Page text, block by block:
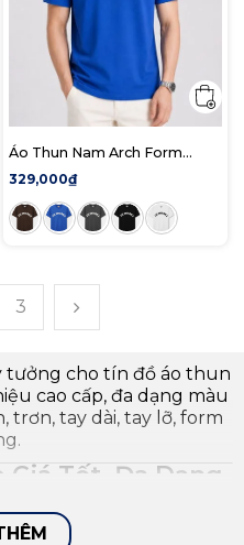
Áo Thun Nam Arch Form
Regular
329,000₫
3
tưởng cho tín đồ áo thun
cao cấp, đa dạng màu
trơn, tay dài, tay lỡ, form
Tốt, Đa Dạng
trang nhanh gọn giữa